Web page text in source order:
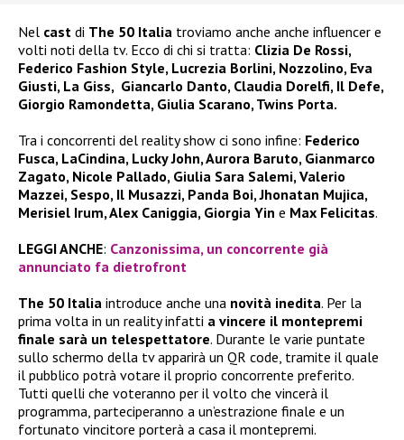
Nel cast di The 50 Italia troviamo anche anche influencer e
volti noti della tv. Ecco di chi si tratta: Clizia De Rossi,
Federico Fashion Style, Lucrezia Borlini, Nozzolino, Eva
Giusti, La Giss, Giancarlo Danto, Claudia Dorelfi, Il Defe,
Giorgio Ramondetta, Giulia Scarano, Twins Porta.
Tra i concorrenti del reality show ci sono infine: Federico
Fusca, LaCindina, Lucky John, Aurora Baruto, Gianmarco
Zagato, Nicole Pallado, Giulia Sara Salemi, Valerio
Mazzei, Sespo, Il Musazzi, Panda Boi, Jhonatan Mujica,
Merisiel Irum, Alex Caniggia, Giorgia Yin e Max Felicitas.
LEGGI ANCHE: Canzonissima, un concorrente già
annunciato fa dietrofront
The 50 Italia introduce anche una novità inedita. Per la
prima volta in un reality infatti a vincere il montepremi
finale sarà un telespettatore. Durante le varie puntate
sullo schermo della tv apparirà un QR code, tramite il quale
il pubblico potrà votare il proprio concorrente preferito.
Tutti quelli che voteranno per il volto che vincerà il
programma, parteciperanno a un’estrazione finale e un
fortunato vincitore porterà a casa il montepremi.